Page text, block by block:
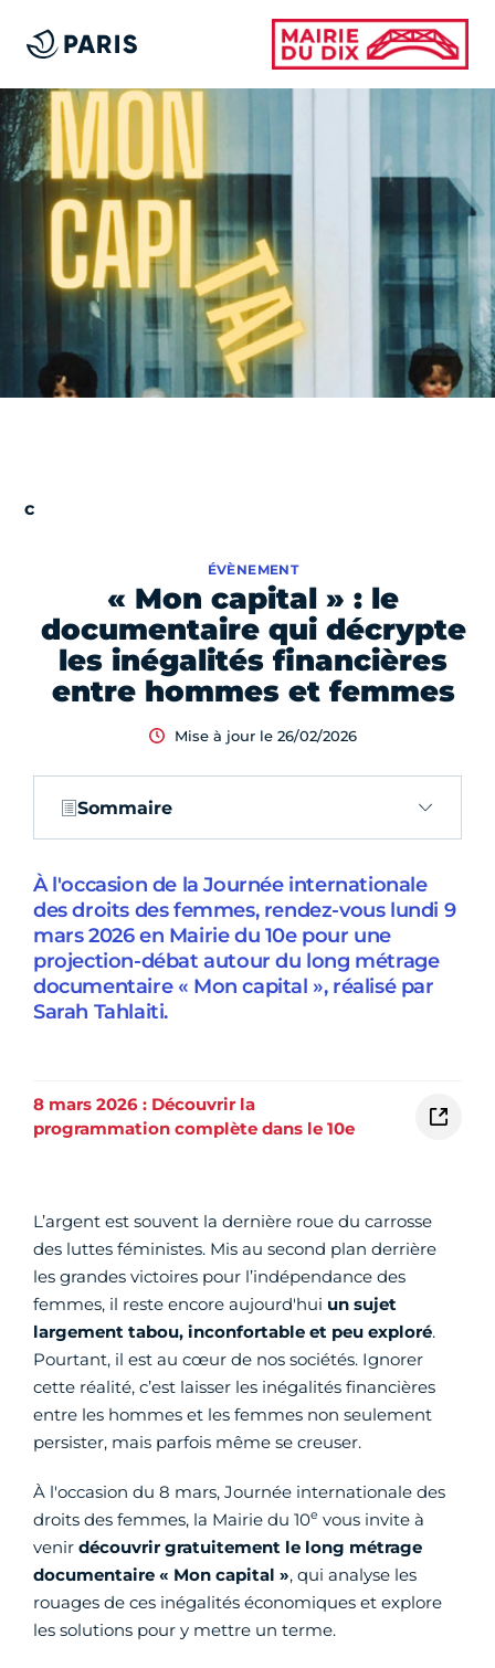
« Mon capital » : le
documentaire qui décrypte
les inégalités financières
entre hommes et femmes
ÉVÈNEMENT
Mise à jour le 26/02/2026
Sommaire
À l'occasion de la Journée internationale
des droits des femmes, rendez-vous lundi 9
mars 2026 en Mairie du 10e pour une
projection-débat autour du long métrage
documentaire « Mon capital », réalisé par
Sarah Tahlaiti.
8 mars 2026 : Découvrir la
programmation complète dans le 10e
L’argent est souvent la dernière roue du carrosse
des luttes féministes. Mis au second plan derrière
les grandes victoires pour l’indépendance des
femmes, il reste encore aujourd'hui un sujet
largement tabou, inconfortable et peu exploré.
Pourtant, il est au cœur de nos sociétés. Ignorer
cette réalité, c’est laisser les inégalités financières
entre les hommes et les femmes non seulement
persister, mais parfois même se creuser.
À l'occasion du 8 mars, Journée internationale des
droits des femmes, la Mairie du 10e vous invite à
venir découvrir gratuitement le long métrage
documentaire « Mon capital », qui analyse les
rouages de ces inégalités économiques et explore
les solutions pour y mettre un terme.